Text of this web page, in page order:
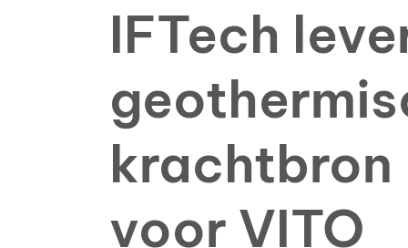
IFTech
krachtbron
voor VITO